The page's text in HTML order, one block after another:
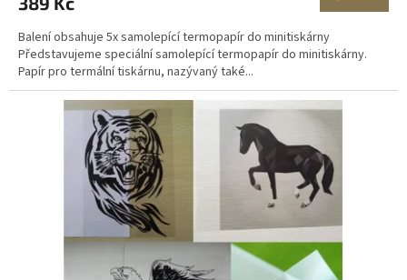
Balení obsahuje 5x samolepící termopapír do minitiskárny
Představujeme speciální samolepící termopapír do minitiskárny.
Papír pro termální tiskárnu, nazývaný také...